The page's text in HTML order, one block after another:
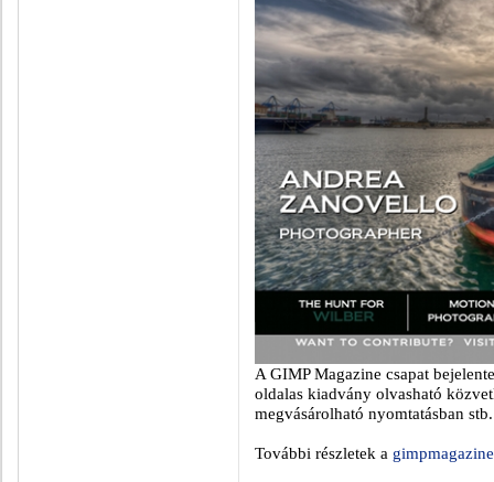
A GIMP Magazine csapat
oldalas kiadvány olvasható
megvásárolható nyomtatásban
További részletek a